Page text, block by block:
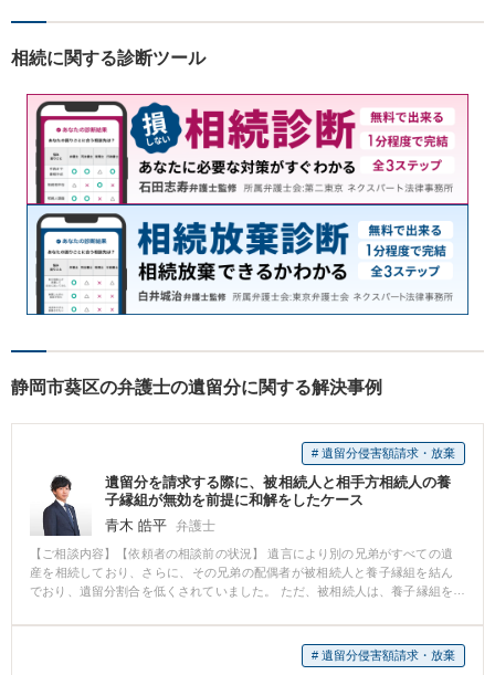
相続に関する診断ツール
静岡市葵区の弁護士の遺留分に関する解決事例
# 遺留分侵害額請求・放棄
遺留分を請求する際に、被相続人と相手方相続人の養
子縁組が無効を前提に和解をしたケース
青木 皓平 弁護士
【ご相談内容】【依頼者の相談前の状況】 遺言により別の兄弟がすべての遺
産を相続しており、さらに、その兄弟の配偶者が被相続人と養子縁組を結ん
でおり、遺留分割合を低くされていました。 ただ、被相続人は、養子縁組を
した。 【依頼者の相談後の状況】 被相続人が生前入院していた病院から大量
のカルテを取り寄せ、カルテの記載から丁寧に被相続人の養子縁組作成当時
の状況を読み取りました。 そのうえで、遺留分減殺請求をする前提として、
# 遺留分侵害額請求・放棄